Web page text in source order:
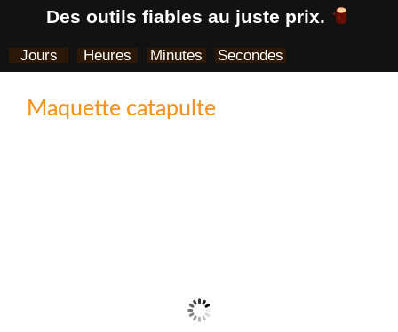
Des outils fiables au juste prix.
Jours Heures Minutes Secondes
Maquette catapulte